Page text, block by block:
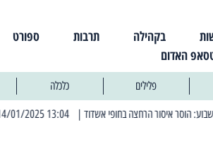
בקהילה תרבות ספורט
האדום
פלילים כלכלה
| 13:04 14/01/2025 עובדים בלילות: עבודות קרצוף וריבוד אספלט